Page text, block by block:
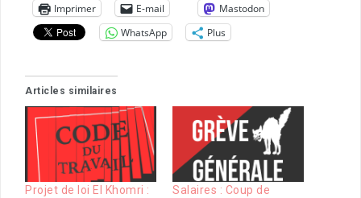
Imprimer
E-mail
Mastodon
WhatsApp
Plus
Articles similaires
Projet de loi El Khomri :
Salaires : Coup de